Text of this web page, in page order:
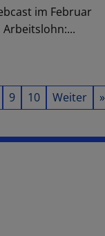
im Februar
9 10 Weiter »